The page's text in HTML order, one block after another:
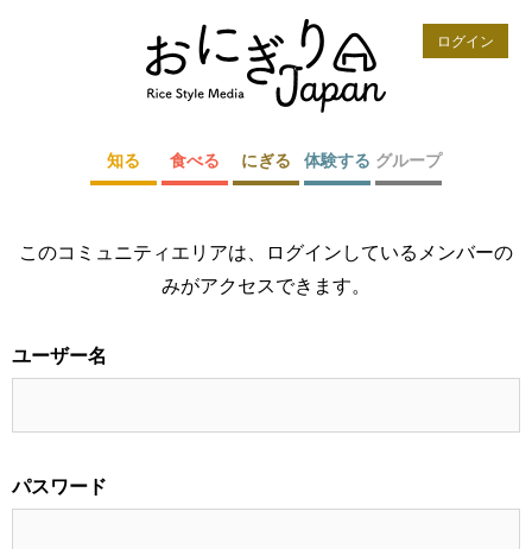
ログイン
知る 食べる にぎる 体験する グループ
このコミュニティエリアは、ログインしているメンバーの
みがアクセスできます。
ユーザー名
パスワード